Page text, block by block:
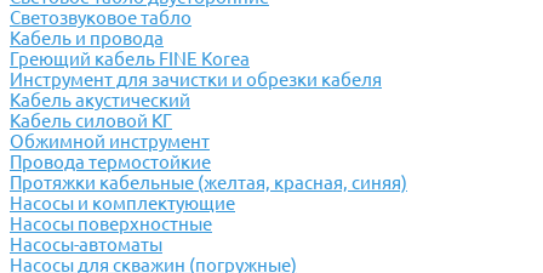
Светозвуковое табло
Кабель и провода
Греющий кабель FINE Korea
Инструмент для зачистки и обрезки кабеля
Кабель акустический
Кабель силовой КГ
Обжимной инструмент
Провода термостойкие
Протяжки кабельные (желтая, красная, синяя)
Насосы и комплектующие
Насосы поверхностные
Насосы-автоматы
Насосы для скважин (погружные)